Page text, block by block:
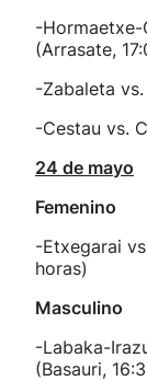
-Hormaetxe-
(Arrasate,
-Zabaleta
-Cestau vs.
24 de mayo
Femenino
-Etxegarai
horas)
Masculino
-Labaka-
(Basauri,